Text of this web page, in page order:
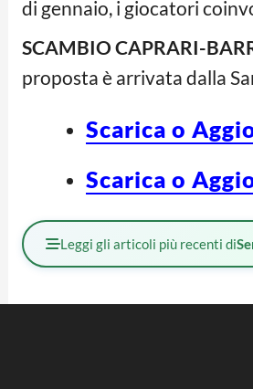
di gennaio, i giocatori
SCAMBIO CAPRARI-
proposta è arrivata dalla
Scarica o
Scarica o
Leggi gli articoli più recenti di